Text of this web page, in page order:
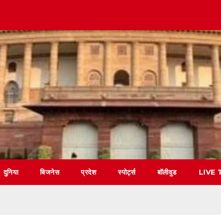
दुनिया बिजनेस प्रदेश स्पोर्ट्स बॉलीवुड LIVE